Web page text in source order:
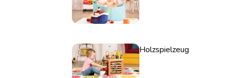
Holzspielzeug